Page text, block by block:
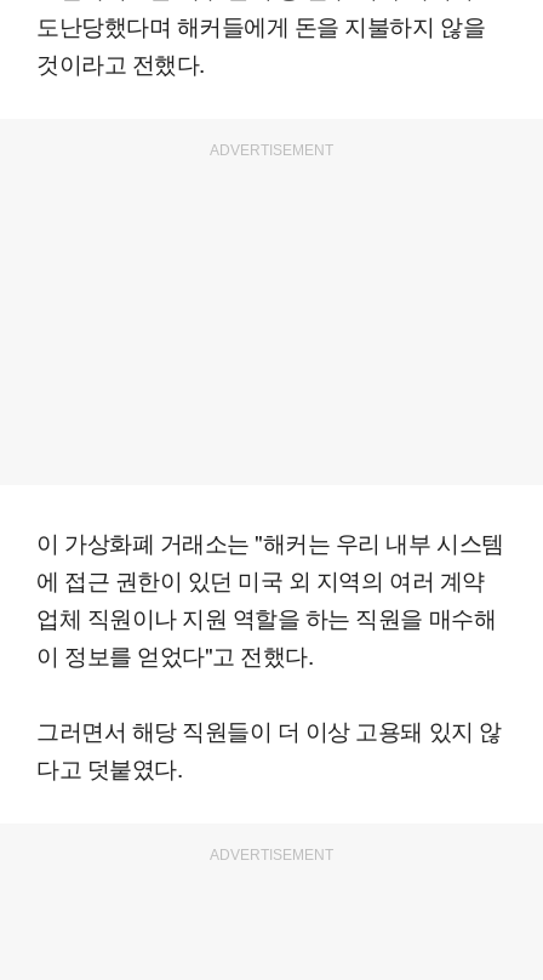
도난당했다며 해커들에게 돈을 지불하지 않을
것이라고 전했다.
ADVERTISEMENT
이 가상화폐 거래소는 "해커는 우리 내부 시스템
에 접근 권한이 있던 미국 외 지역의 여러 계약
업체 직원이나 지원 역할을 하는 직원을 매수해
이 정보를 얻었다"고 전했다.
그러면서 해당 직원들이 더 이상 고용돼 있지 않
다고 덧붙였다.
ADVERTISEMENT